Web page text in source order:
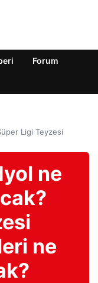
Forum
Ligi Teyzesi
ne
ne